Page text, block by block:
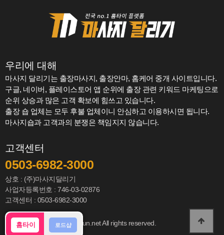
홈타이 로드샵
고객센터
0503-6982-3000
상호 : (주)마사지달리기
사업자등록번호 : 746-03-02876
고객센터 : 0503-6982-3000
Copyright 2022 www.msgrun.net All rights reserved.
우리에 대해
마사지 달리기는 출장마사지, 출장안마, 홈케어 중개 사이트입니다.
구글, 네이버, 플레이스토어 앱 순위에 출장 관련 키워드 마케팅으로
순위 상승과 많은 고객 확보에 힘쓰고 있습니다.
출장 숍 업체는 모두 후불 업체이니 안심하고 이용하시면 됩니다.
마사지숍과 고객과의 분쟁은 책임지지 않습니다.